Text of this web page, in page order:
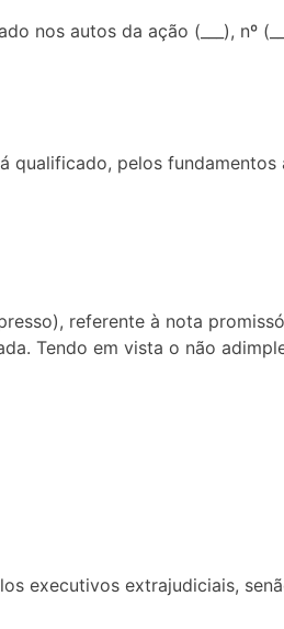
nos autos da ação (___), nº
qualificado, pelos
referente à nota
Tendo em vista o não
executivos extrajudiciais,